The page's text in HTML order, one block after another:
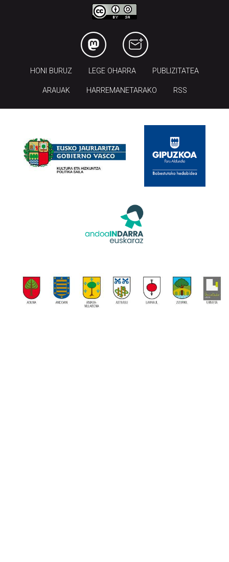
HONI BURUZ LEGE OHARRA PUBLIZITATEA
ARAUAK HARREMANETARAKO RSS